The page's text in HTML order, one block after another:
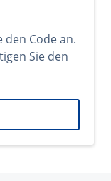
den Code an.
Sie den